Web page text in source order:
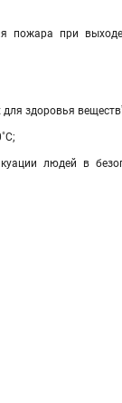
пожара при
для здоровья веществ
людей в